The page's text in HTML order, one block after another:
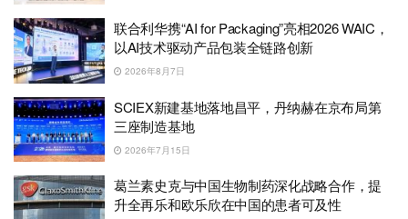
联合利华携“AI for Packaging”亮相2026 WAIC，
以AI技术驱动产品包装全链路创新
2026年8月7日
SCIEX新建基地落地昌平，丹纳赫在京布局第
三座制造基地
2026年7月15日
葛兰素史克与中国生物制药深化战略合作，提
升全再乐和欧乐欣在中国的患者可及性